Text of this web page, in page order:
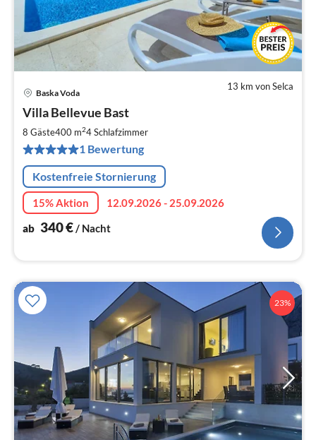
13 km von Selca
Baska Voda
Villa Bellevue Bast
8 Gäste400 m24Schlafzimmer
1 Bewertung
Kostenfreie Stornierung
15% Aktion
12.09.2026 - 25.09.2026
ab 340€/ Nacht
23%